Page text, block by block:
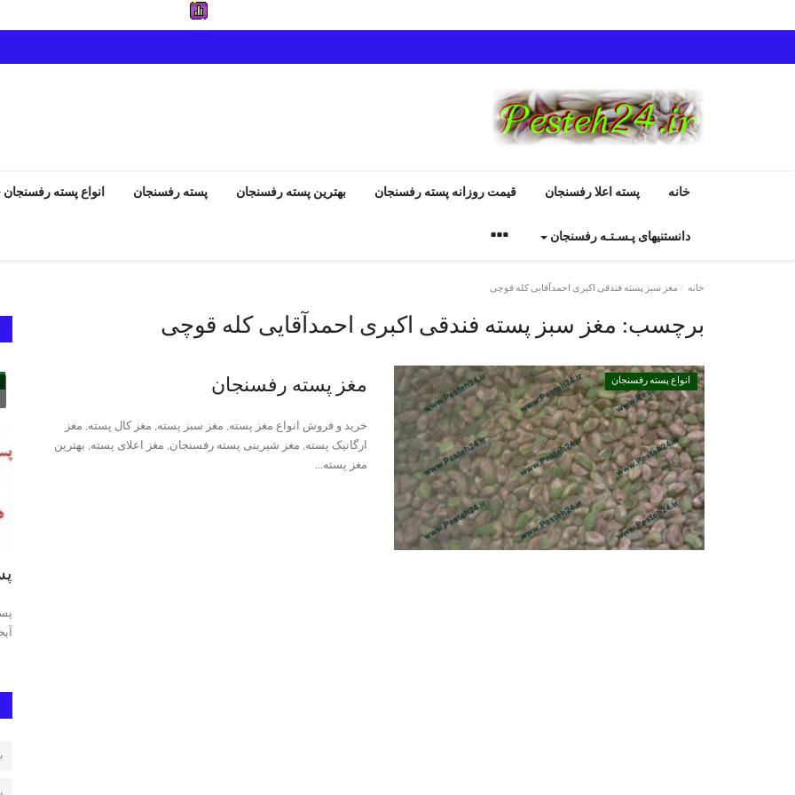
خانه پسته اعلا رفسنجان قیمت روزانه پسته رفسنجان بهترین پسته رفسنجان پسته رفسنجان انواع پسته رفسنجان
دانستنیهای پـسـتـه رفسنجان
خانه مغز سبز پسته فندقی اکبری احمدآقایی کله قوچی
برچسب: مغز سبز پسته فندقی اکبری احمدآقایی کله قوچی
انواع پسته رفسنجان مغز پسته رفسنجان
خرید و فروش انواع مغز پسته, مغز سبز پسته, مغز کال پسته, مغز
ارگانیک پسته, مغز شیرینی پسته رفسنجان, مغز اعلای پسته, بهترین
مغز پسته...
انواع پسته رفسنجان انواع پسته رفسنجان